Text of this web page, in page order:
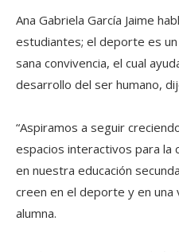
Ana Gabriela García Jaime
estudiantes; el deporte es
sana convivencia, el cual
desarrollo del ser humano,
“Aspiramos a seguir
espacios interactivos para la
en nuestra educación
creen en el deporte y en una
alumna.